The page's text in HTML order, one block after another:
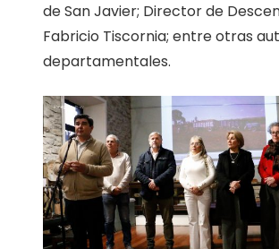
de San Javier; Director de
Fabricio Tiscornia; entre otras
departamentales.